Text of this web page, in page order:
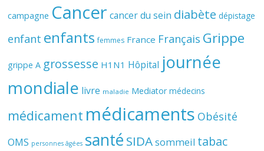
campagne Cancer cancer du sein diabète dépistage
enfant enfants femmes France Français Grippe
grippe A grossesse H1N1 Hôpital journée
mondiale livre maladie Mediator médecins
médicament médicaments Obésité
OMS personnes âgées santé SIDAsommeil tabac